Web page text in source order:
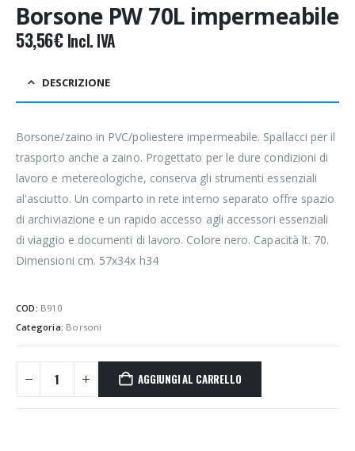
Borsone PW 70L impermeabile
53,56€ Incl. IVA
DESCRIZIONE
Borsone/zaino in PVC/poliestere impermeabile. Spallacci per il
trasporto anche a zaino. Progettato per le dure condizioni di
lavoro e metereologiche, conserva gli strumenti essenziali
al'asciutto. Un comparto in rete interno separato offre spazio
di archiviazione e un rapido accesso agli accessori essenziali
di viaggio e documenti di lavoro. Colore nero. Capacità lt. 70.
Dimensioni cm. 57x34x h34
COD: B910
Categoria: Borsoni
AGGIUNGI AL CARRELLO